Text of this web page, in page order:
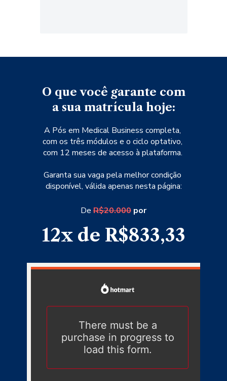
O que você garante com
a sua matrícula hoje:
A Pós em Medical Business completa,
com os três módulos e o ciclo optativo,
com 12 meses de acesso à plataforma.
Garanta sua vaga pela melhor condição
disponível, válida apenas nesta página:
De R$20.000 por
12x de R$833,33